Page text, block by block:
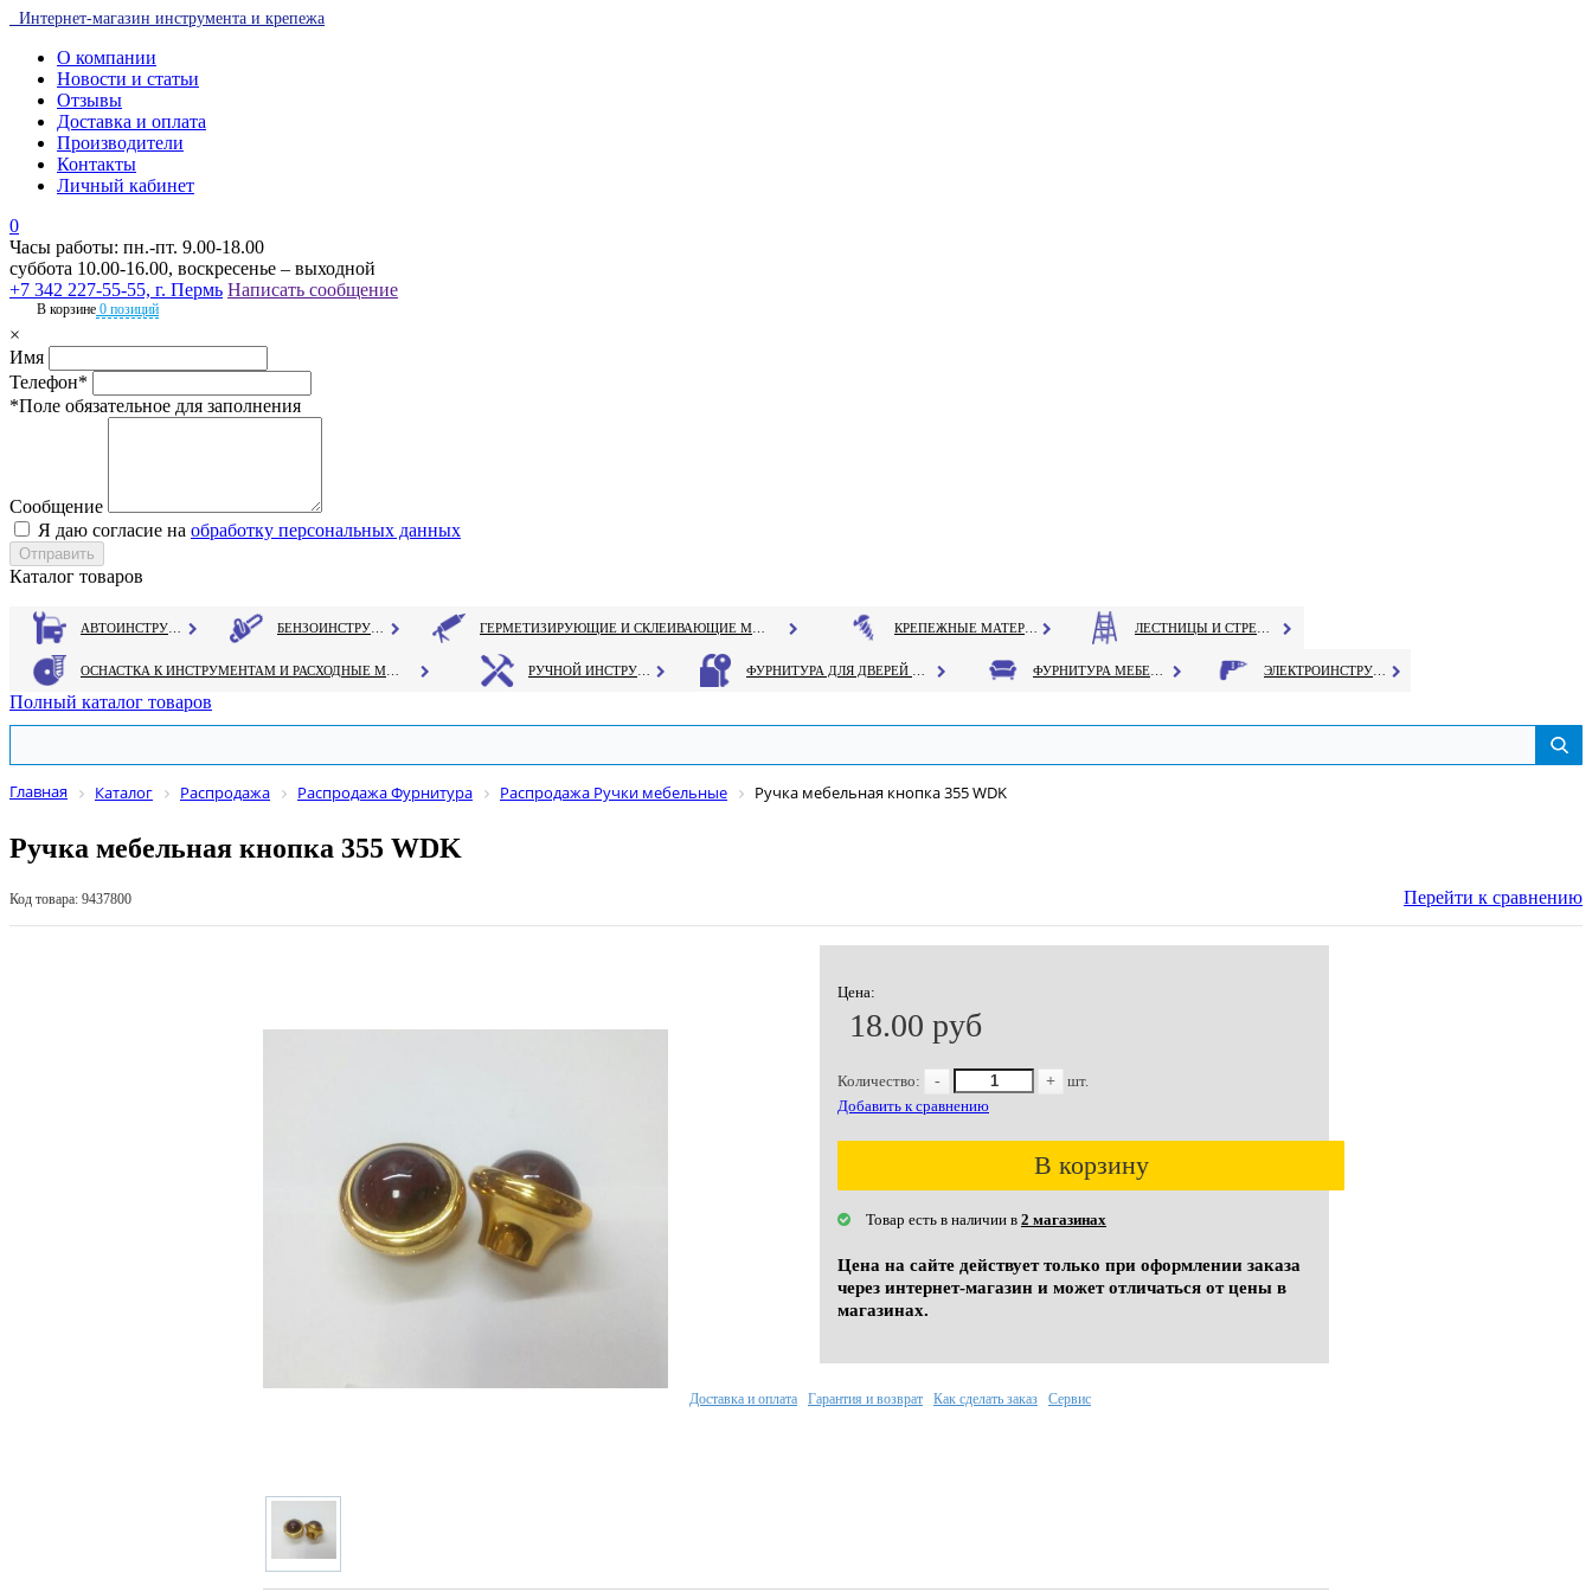
Интернет-магазин инструмента и крепежа
О компании
Новости и статьи
Отзывы
Доставка и оплата
Производители
Контакты
Личный кабинет
0
Часы работы: пн.-пт. 9.00-18.00
суббота 10.00-16.00, воскресенье – выходной
+7 342 227-55-55, г. Пермь Написать сообщение
В корзине 0 позиций
×
Имя
Телефон*
*Поле обязательное для заполнения
Сообщение
Я даю согласие на обработку персональных данных
Каталог товаров
Полный каталог товаров
Главная Каталог Распродажа Распродажа Фурнитура Распродажа Ручки мебельные Ручка мебельная кнопка 355 WDK
Ручка мебельная кнопка 355 WDK
Код товара: 9437800 Перейти к сравнению
Цена:
18.00 руб
Количество: - +
шт.
Добавить к сравнению
В корзину
Товар есть в наличии в 2 магазинах
Цена на сайте действует только при оформлении заказа
через интернет-магазин и может отличаться от цены в
магазинах.
Доставка и оплата Гарантия и возврат Как сделать заказ Сервис